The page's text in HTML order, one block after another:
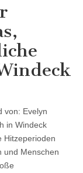
von: Evelyn
in Windeck
Hitzeperioden
und Menschen